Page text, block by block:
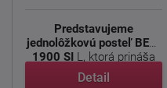
Predstavujeme
jednolôžkovú posteľ BED-
1900 SI L, ktorá prináša
moderný ...
Detail